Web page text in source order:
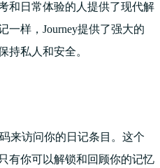
和日常体验的人提供了现代解
一样，Journey提供了强大的
持私人和安全。
来访问你的日记条目。这个
有你可以解锁和回顾你的记忆